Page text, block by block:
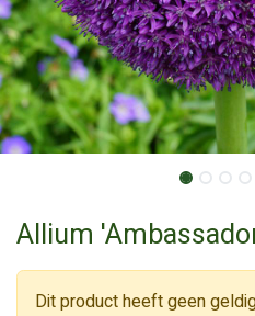
Allium
Dit product heeft geen